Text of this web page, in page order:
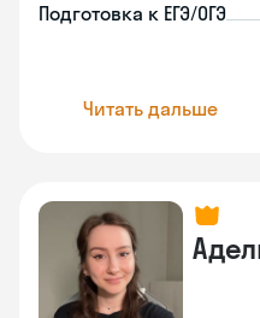
Подготовка к ЕГЭ/ОГЭ
Читать дальше